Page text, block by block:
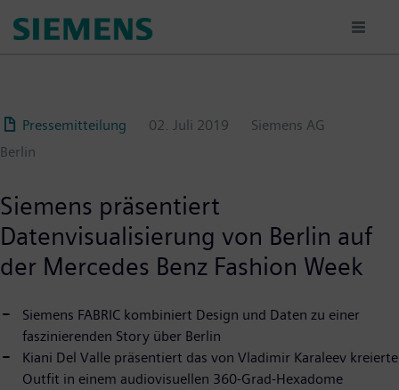
para
Pressemitteilung
02. Juli 2019
Siemens AG
Berlin
Siemens präsentiert
Datenvisualisierung von Berlin auf
der Mercedes Benz Fashion Week
Siemens FABRIC kombiniert Design und Daten zu einer
faszinierenden Story über Berlin
Kiani Del Valle präsentiert das von Vladimir Karaleev kreierte
Outfit in einem audiovisuellen 360-Grad-Hexadome